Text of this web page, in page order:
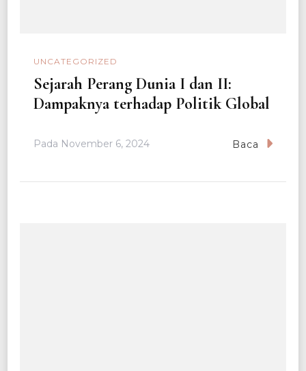
UNCATEGORIZED
Sejarah Perang Dunia I dan II:
Dampaknya terhadap Politik Global
Pada November 6, 2024 Baca